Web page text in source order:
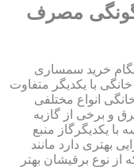
مصرف
خرید سمساری
با یکدیگر متفاوت
انواع مختلفی
و برخی از گازبه
یکدیگرگاز منبع
بهتری دارد مانند
نوع برقیشان بهتر